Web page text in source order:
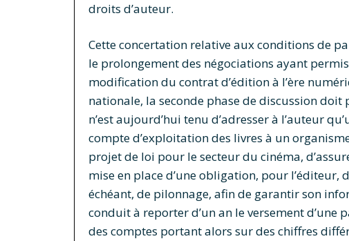
droits d’auteur.
Cette concertation relative aux conditions de
le prolongement des négociations ayant
modification du contrat d’édition à l’ère
nationale, la seconde phase de discussion
n’est aujourd’hui tenu d’adresser à l’auteur
compte d’exploitation des livres à un
projet de loi pour le secteur du cinéma,
mise en place d’une obligation, pour
échéant, de pilonnage, afin de garantir son
conduit à reporter d’un an le versement
des comptes portant alors sur des chiffres